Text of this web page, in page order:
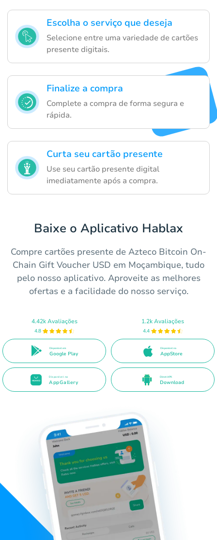
Escolha o serviço que deseja
Selecione entre uma variedade de cartões
presente digitais.
Finalize a compra
Complete a compra de forma segura e
rápida.
Curta seu cartão presente
Use seu cartão presente digital
imediatamente após a compra.
Baixe o Aplicativo Hablax
Compre cartões presente de Azteco Bitcoin On-
Chain Gift Voucher USD em Moçambique, tudo
pelo nosso aplicativo. Aproveite as melhores
ofertas e a facilidade do nosso serviço.
4.42k Avaliações
4.8
Disponível em
Google Play
1.2k Avaliações
4.4
Disponível na
AppStore
Disponível na
AppGallery
Direct APK
Download